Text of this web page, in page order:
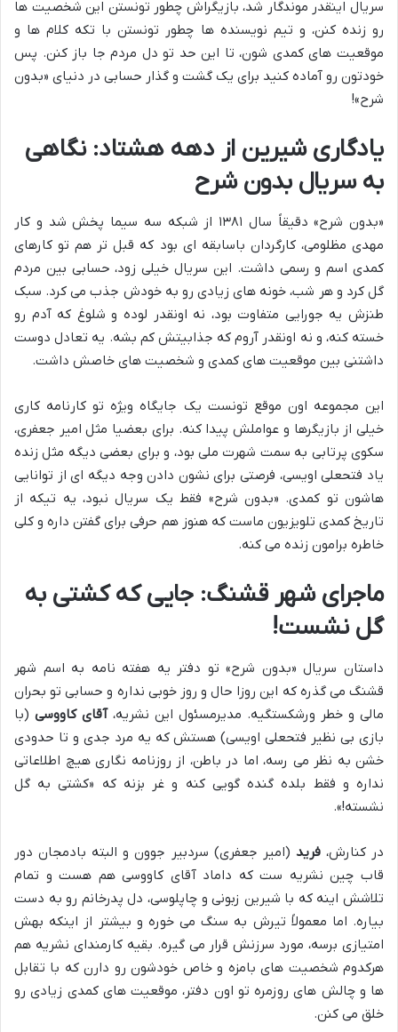
سریال اینقدر موندگار شد، بازیگراش چطور تونستن این شخصیت ها
رو زنده کنن، و تیم نویسنده ها چطور تونستن با تکه کلام ها و
موقعیت های کمدی شون، تا این حد تو دل مردم جا باز کنن. پس
خودتون رو آماده کنید برای یک گشت و گذار حسابی در دنیای «بدون
شرح»!
یادگاری شیرین از دهه هشتاد: نگاهی
به سریال بدون شرح
«بدون شرح» دقیقاً سال ۱۳۸۱ از شبکه سه سیما پخش شد و کار
مهدی مظلومی، کارگردان باسابقه ای بود که قبل تر هم تو کارهای
کمدی اسم و رسمی داشت. این سریال خیلی زود، حسابی بین مردم
گل کرد و هر شب، خونه های زیادی رو به خودش جذب می کرد. سبک
طنزش یه جورایی متفاوت بود، نه اونقدر لوده و شلوغ که آدم رو
خسته کنه، و نه اونقدر آروم که جذابیتش کم بشه. یه تعادل دوست
داشتنی بین موقعیت های کمدی و شخصیت های خاصش داشت.
این مجموعه اون موقع تونست یک جایگاه ویژه تو کارنامه کاری
خیلی از بازیگرها و عواملش پیدا کنه. برای بعضیا مثل امیر جعفری،
سکوی پرتابی به سمت شهرت ملی بود، و برای بعضی دیگه مثل زنده
یاد فتحعلی اویسی، فرصتی برای نشون دادن وجه دیگه ای از توانایی
هاشون تو کمدی. «بدون شرح» فقط یک سریال نبود، یه تیکه از
تاریخ کمدی تلویزیون ماست که هنوز هم حرفی برای گفتن داره و کلی
خاطره برامون زنده می کنه.
ماجرای شهر قشنگ: جایی که کشتی به
گل نشست!
داستان سریال «بدون شرح» تو دفتر یه هفته نامه به اسم شهر
قشنگ می گذره که این روزا حال و روز خوبی نداره و حسابی تو بحران
مالی و خطر ورشکستگیه. مدیرمسئول این نشریه،آقای کاووسی (با
بازی بی نظیر فتحعلی اویسی) هستش که یه مرد جدی و تا حدودی
خشن به نظر می رسه، اما در باطن، از روزنامه نگاری هیچ اطلاعاتی
نداره و فقط بلده گنده گویی کنه و غر بزنه که «کشتی به گل
نشسته!».
در کنارش،فرید (امیر جعفری) سردبیر جوون و البته بادمجان دور
قاب چین نشریه ست که داماد آقای کاووسی هم هست و تمام
تلاشش اینه که با شیرین زبونی و چاپلوسی، دل پدرخانم رو به دست
بیاره. اما معمولاً تیرش به سنگ می خوره و بیشتر از اینکه بهش
امتیازی برسه، مورد سرزنش قرار می گیره. بقیه کارمندای نشریه هم
هرکدوم شخصیت های بامزه و خاص خودشون رو دارن که با تقابل
ها و چالش های روزمره تو اون دفتر، موقعیت های کمدی زیادی رو
خلق می کنن.